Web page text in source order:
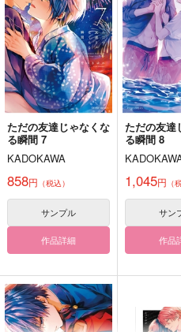
ただの友達じゃなくな
る瞬間 7
KADOKAWA
858円 （税込）
サンプル
作品詳細
ただの友達
る瞬間 8
1,045円 （
サン
作品